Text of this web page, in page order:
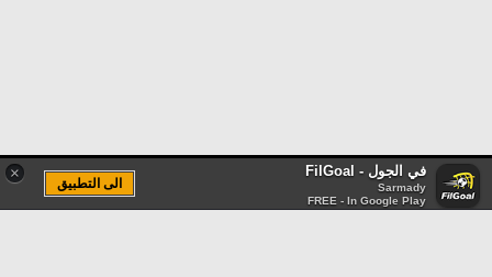
× في الجول - FilGoal
Sarmady
FREE - In Google Play
الى التطبيق